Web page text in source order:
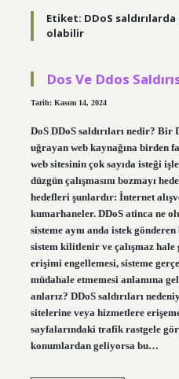
Etiket: DDoS
olabilir
Dos Ve Ddos
Tarih: Kasım 14, 2024
DoS DDoS saldırıları nedir? Bir
uğrayan web kaynağına birden
web sitesinin çok sayıda isteği
düzgün çalışmasını bozmayı
hedefleri şunlardır: İnternet
kumarhaneler. DDoS atinca ne
sisteme aynı anda istek
sistem kilitlenir ve çalışmaz hale
erişimi engellemesi, sisteme
müdahale etmemesi anlamına
anlarız? DDoS saldırıları
sitelerine veya hizmetlere
sayfalarındaki trafik rastgele
konumlardan geliyorsa bu…